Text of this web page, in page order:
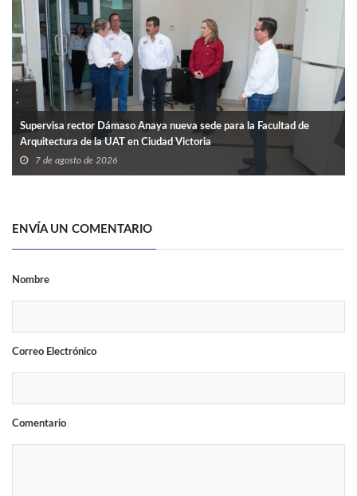
Supervisa rector Dámaso Anaya nueva sede para la Facultad de
Arquitectura de la UAT en Ciudad Victoria
7 de agosto de 2026
ENVÍA UN COMENTARIO
Nombre
Correo Electrónico
Comentario